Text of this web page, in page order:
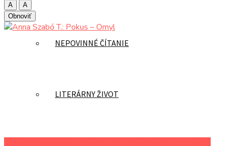
NEPOVINNÉ ČÍTANIE
LITERÁRNY ŽIVOT
A
A
Obnoviť